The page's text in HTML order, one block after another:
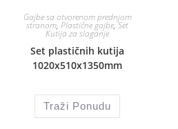
Gajbe sa otvorenom prednjom
stranom, Plastične gajbe,Set
Kutija za slaganje
Set plastičnih kutija
1020x510x1350mm
Traži Ponudu